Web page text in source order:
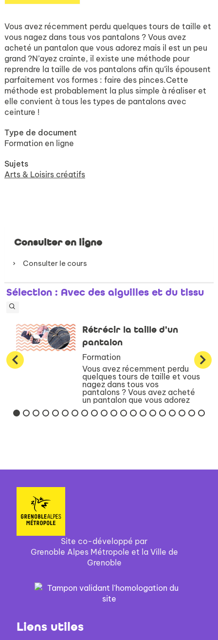
Vous avez récemment perdu quelques tours de taille et
vous nagez dans tous vos pantalons ? Vous avez
acheté un pantalon que vous adorez mais il est un peu
grand ?N’ayez crainte, il existe une méthode pour
reprendre la taille de vos pantalons afin qu’ils épousent
parfaitement vos formes : faire des pinces.Cette
méthode est probablement la plus simple à réaliser et
elle convient à tous les types de pantalons avec
ceinture !
Type de document
Formation en ligne
Sujets
Arts & Loisirs créatifs
Consulter en ligne
Consulter le cours
Sélection : Avec des aiguilles et du tissu
Rétrécir la taille d'un
pantalon
Formation
Vous avez récemment perdu
quelques tours de taille et vous
nagez dans tous vos
pantalons ? Vous avez acheté
un pantalon que vous adorez
mais il est un peu grand ?N’ayez
crainte, il existe une méthode
Site co-développé par
Grenoble Alpes Métropole et la Ville de
Grenoble
Liens utiles